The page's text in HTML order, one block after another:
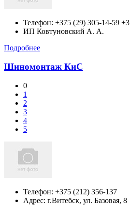
Телефон: +375 (29) 305-14-59
ИП Ковтуновский А. А.
Подробнее
Шиномонтаж КиС
0
1
2
3
4
5
Телефон: +375 (212) 356-137
Адрес: г.Витебск, ул. Базовая, 8